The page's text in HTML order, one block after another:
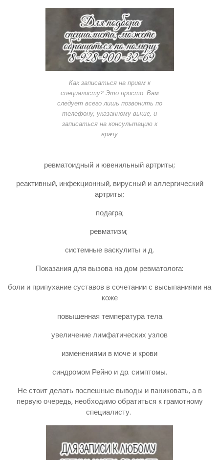
Как записаться на прием к
специалисту? Это просто. Вам
следует всего лишь позвонить по
телефону, указанному выше, и
записаться на консультацию к
врачу
ревматоидный и ювенильный артриты;
реактивный, инфекционный, вирусный и аллергический
артриты;
подагра;
ревматизм;
системные васкулиты и д.
Показания для вызова на дом ревматолога:
боли и припухание суставов в сочетании с высыпаниями на
коже
повышенная температура тела
увеличение лимфатических узлов
изменениями в моче и крови
синдромом Рейно и др. симптомы.
Не стоит делать поспешные выводы и паниковать, а в
первую очередь, необходимо обратиться к грамотному
специалисту.